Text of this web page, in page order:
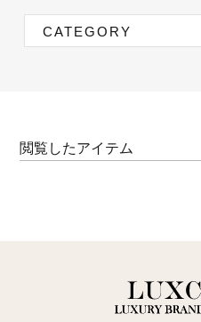
CATEGORY
閲覧したアイテム